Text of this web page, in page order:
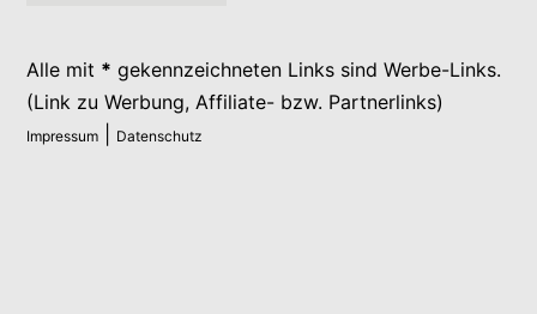
Alle mit * gekennzeichneten Links sind Werbe-Links.
(Link zu Werbung, Affiliate- bzw. Partnerlinks)
Impressum Datenschutz